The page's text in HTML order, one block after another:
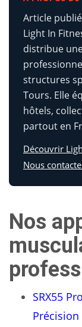
Article
Light In
distribue
structures
Tours. Elle
hôtels,
partout en
Découvrir
Nous
Nos
SRX55
Précision